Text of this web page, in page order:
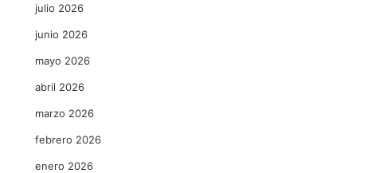
julio 2026
junio 2026
mayo 2026
abril 2026
marzo 2026
febrero 2026
enero 2026